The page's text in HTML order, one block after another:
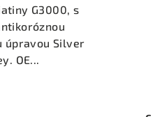
G3000, s
úpravou Silver
OE...